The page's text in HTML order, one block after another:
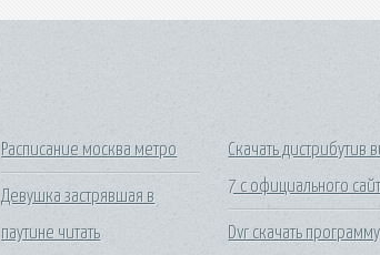
Расписание москва метро
Девушка застрявшая в
паутине читать
Скачать дистрибутив
7 с официального
Dvr скачать программу